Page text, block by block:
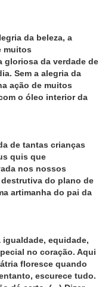
da beleza, a
muitos
gloriosa da verdade de
Sem a alegria da
ação de muitos
o óleo interior da
de tantas crianças
quis que
nos nossos
do plano de
artimanha do pai da
equidade,
no coração. Aqui
floresce quando
escurece tudo.